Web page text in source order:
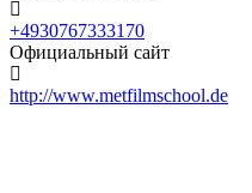
+4930767333170
Официальный сайт
http://www.metfilmschool.de